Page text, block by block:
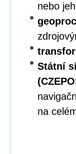
nebo
Státní
na